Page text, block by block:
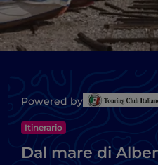
Powered by
Itinerario
Dal mare di